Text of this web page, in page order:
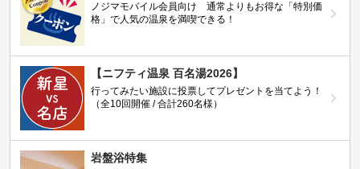
ノジマモバイル会員向け 通常よりもお得な「特別価
格」で人気の温泉を満喫できる！
【ニフティ温泉 百名湯2026】
行ってみたい施設に投票してプレゼントを当てよう！
（全10回開催 / 合計260名様）
岩盤浴特集